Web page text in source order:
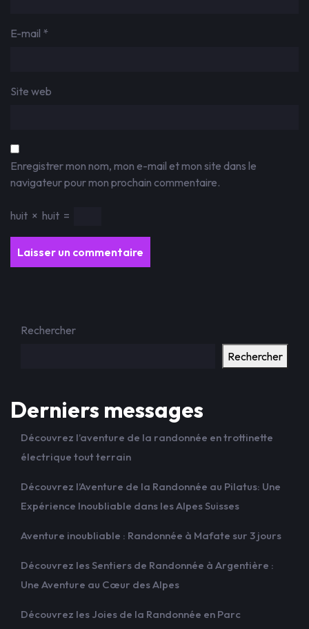
E-mail *
Site web
Enregistrer mon nom, mon e-mail et mon site dans le
navigateur pour mon prochain commentaire.
huit × huit =
Rechercher
Rechercher
Derniers messages
Découvrez l’aventure de la randonnée en trottinette
électrique tout terrain
Découvrez l’Aventure de la Randonnée au Pilatus: Une
Expérience Inoubliable dans les Alpes Suisses
Aventure inoubliable : Randonnée à Mafate sur 3 jours
Découvrez les Sentiers de Randonnée à Argentière :
Une Aventure au Cœur des Alpes
Découvrez les Joies de la Randonnée en Parc